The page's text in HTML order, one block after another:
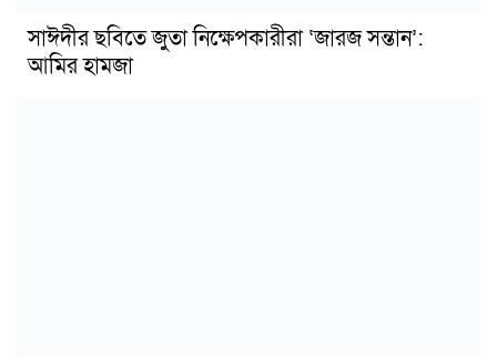
সাঈদীর ছবিতে জুতা নিক্ষেপকারীরা ‘জারজ সন্তান’:
আমির হামজা